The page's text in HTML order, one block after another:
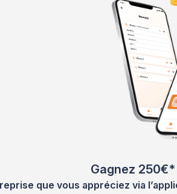
Gagnez
que vous appréciez via